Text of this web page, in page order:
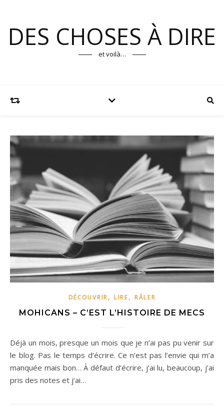
DES CHOSES À DIRE
et voilà…
DÉCOUVRIR, LIRE, RÂLER
MOHICANS – C’EST L’HISTOIRE DE MECS
Déjà un mois, presque un mois que je n’ai pas pu venir sur
le blog. Pas le temps d’écrire. Ce n’est pas l’envie qui m’a
manquée mais bon… À défaut d’écrire, j’ai lu, beaucoup, j’ai
pris des notes et j’ai…